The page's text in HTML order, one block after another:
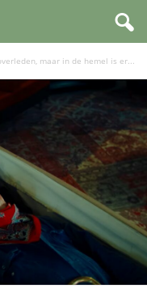
maar in de hemel is er...